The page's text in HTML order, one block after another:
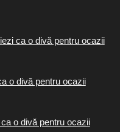
ca o divă pentru ocazii
o divă pentru ocazii
o divă pentru ocazii